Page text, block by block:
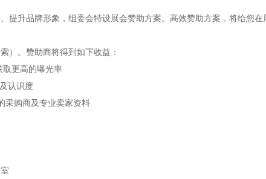
提升品牌形象，组委会特设展会赞助方案。高效赞助方案，将给您在
）。赞助商将得到如下收益：
更高的曝光率
认识度
采购商及专业卖家资料